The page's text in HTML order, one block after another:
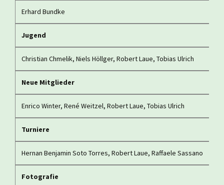
Erhard Bundke
Jugend
Christian Chmelik, Niels Höllger, Robert Laue, Tobias Ulrich
Neue Mitglieder
Enrico Winter, René Weitzel, Robert Laue, Tobias Ulrich
Turniere
Hernan Benjamin Soto Torres, Robert Laue, Raffaele Sassano
Fotografie